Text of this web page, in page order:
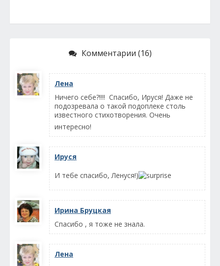
Комментарии (16)
Лена
Ничего себе?!!!! Спасибо, Ируся! Даже не
подозревала о такой подоплеке столь
известного стихотворения. Очень
интересно!
Ируся
И тебе спасибо, Ленуся!)
Ирина Бруцкая
Спасибо , я тоже не знала.
Лена